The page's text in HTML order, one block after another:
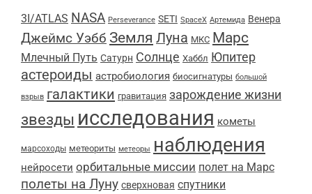
3I/ATLAS NASA Perseverance SETI SpaceX Артемида Венера
Джеймс Уэбб Земля Луна МКС Марс
Млечный Путь Сатурн Солнце Хаббл Юпитер
астероиды астробиология биосигнатуры большой
взрыв галактики гравитация зарождение жизни
звезды исследования кометы
марсоходы метеориты метеоры наблюдения
нейросети орбитальные миссии полет на Марс
полеты на Луну сверхновая спутники